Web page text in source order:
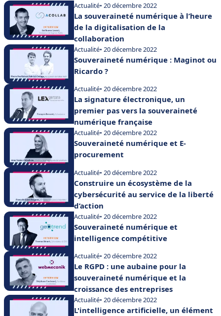
Actualité• 20 décembre 2022
La souveraineté numérique à l’heure
de la digitalisation de la
collaboration
Actualité• 20 décembre 2022
Souveraineté numérique : Maginot ou
Ricardo ?
Actualité• 20 décembre 2022
La signature électronique, un
premier pas vers la souveraineté
numérique française
Actualité• 20 décembre 2022
Souveraineté numérique et E-
procurement
Actualité• 20 décembre 2022
Construire un écosystème de la
cybersécurité au service de la liberté
d’action
Actualité• 20 décembre 2022
Souveraineté numérique et
intelligence compétitive
Actualité• 20 décembre 2022
Le RGPD : une aubaine pour la
souveraineté numérique et la
croissance des entreprises
Actualité• 20 décembre 2022
L'intelligence artificielle, un élément